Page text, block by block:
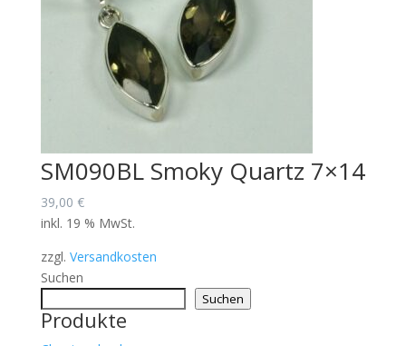
SM090BL Smoky Quartz 7×14
39,00 €
inkl. 19 % MwSt.
zzgl. Versandkosten
Suchen
Suchen
Produkte